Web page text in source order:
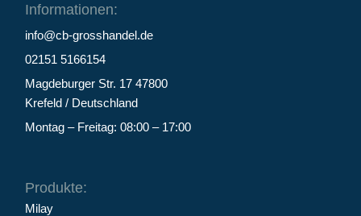
Informationen:
info@cb-grosshandel.de
02151 5166154
Magdeburger Str. 17 47800
Krefeld / Deutschland
Montag – Freitag: 08:00 – 17:00
Produkte:
Milay